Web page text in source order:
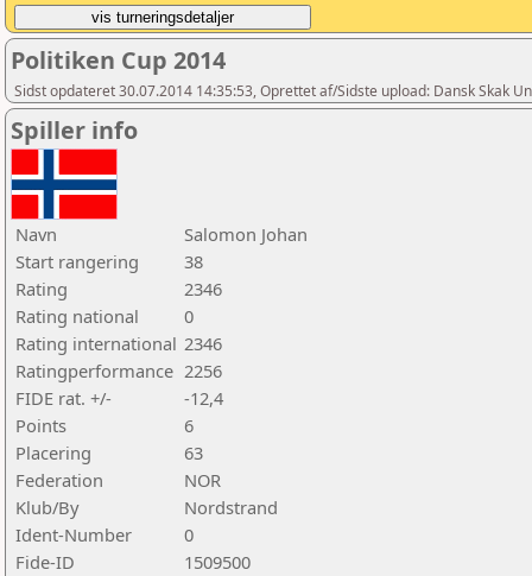
Politiken Cup 2014
Sidst opdateret 30.07.2014 14:35:53, Oprettet af/Sidste upload: Dansk Skak
Spiller info
Navn
Salomon Johan
Start rangering
38
Rating
2346
Rating national
0
Rating international 2346
Ratingperformance 2256
FIDE rat. +/-
-12,4
Points
6
Placering
63
Federation
NOR
Klub/By
Nordstrand
Ident-Number
0
Fide-ID
1509500